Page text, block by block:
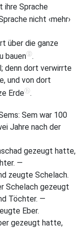
ihre Sprache
nicht ‹mehr›
über die ganze
bauenⓖ.
denn dort verwirrte
und von dort
Erdeⓗ.
Sem war 100
Jahre nach der
gezeugt hatte,
—
zeugte Schelach.
Schelach gezeugt
Töchter. —
Eber.
gezeugt hatte,